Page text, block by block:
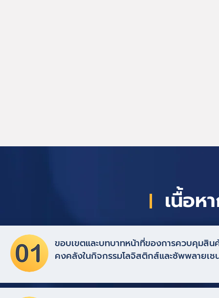
เนื้อห
ขอบเขตและบทบาทหน้าที่ของการควบคุมสิน
คงคลังในกิจกรรมโลจิสติกส์และซัพพลายเ